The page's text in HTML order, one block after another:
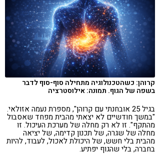
קורונה
טבעונות
קרוהן: כשהטכנולוגיה מתחילה סוף-סוף לדבר
בשפה של הגוף. תמונה: אילוסטרציה
בגיל 25 אובחנתי עם קרוהן", מספרת נעמה אזולאי.
"במשך חודשיים לא יצאתי מהבית מפחד שאסבול
מהתקף". זו לא רק מחלה של מערכת העיכול. זו
מחלה של שגרה, של תכנון קדימה, של יציאה
מהבית בלי חשש, של היכולת לאכול, לעבוד, להיות
בחברה, בלי שהגוף יפתיע.